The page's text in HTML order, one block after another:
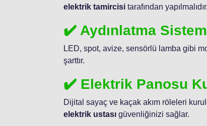
elektrik tamircisi tarafından yapılmalıdır.
✔️ Aydınlatma
LED, spot, avize, sensörlü lamba gibi
şarttır.
✔️ Elektrik Panosu
Dijital sayaç ve kaçak akım röleleri
elektrik ustası güvenliğinizi sağlar.